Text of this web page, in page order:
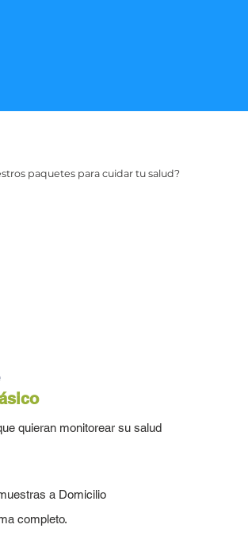
paquetes para cuidar tu salud?
quieran monitorear su salud
a Domicilio
completo.